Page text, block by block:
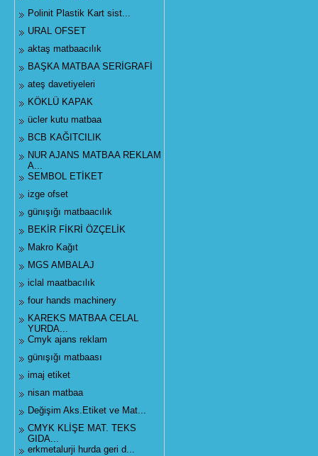
Polinit Plastik Kart sist...
URAL OFSET
aktaş matbaacılık
BAŞKA MATBAA SERİGRAFİ
ateş davetiyeleri
KÖKLÜ KAPAK
ücler kutu matbaa
BCB KAĞITCILIK
NUR AJANS MATBAA REKLAM
A...
SEMBOL ETİKET
izge ofset
günışığı matbaacılık
BEKİR FİKRİ ÖZÇELİK
Makro Kağıt
MGS AMBALAJ
iclal maatbacılık
four hands machinery
KAREKS MATBAA CELAL
YURDA...
Cmyk ajans reklam
günışığı matbaası
imaj etiket
nisan matbaa
Değişim Aks.Etiket ve Mat...
CMYK KLİŞE MAT. TEKS
GIDA...
erkmetalurji hurda geri d...